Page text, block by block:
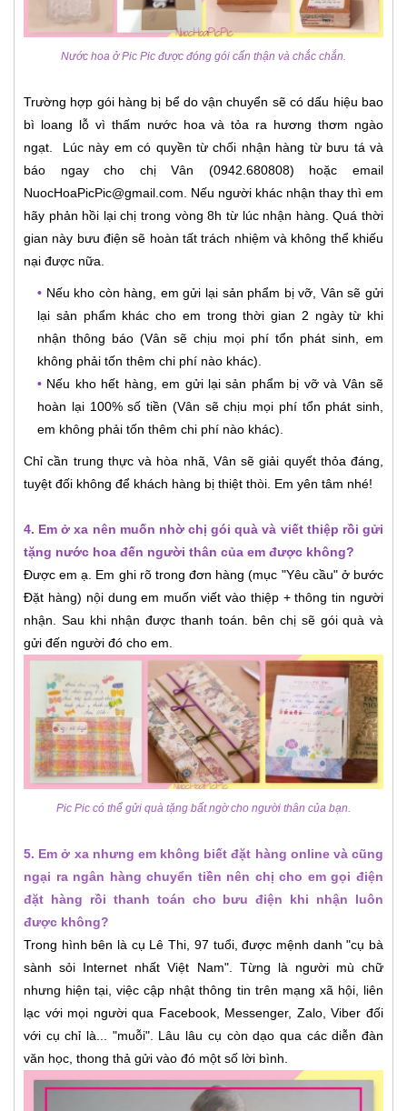
Nước hoa ở Pic Pic được đóng gói cẩn thận và chắc chắn.
Trường hợp gói hàng bị bể do vận chuyển sẽ có dấu hiệu bao
bì loang lỗ vì thấm nước hoa và tỏa ra hương thơm ngào
ngạt. Lúc này em có quyền từ chối nhận hàng từ bưu tá và
báo ngay cho chị Vân (0942.680808) hoặc email
NuocHoaPicPic@gmail.com. Nếu người khác nhận thay thì em
hãy phản hồi lại chị trong vòng 8h từ lúc nhận hàng. Quá thời
gian này bưu điện sẽ hoàn tất trách nhiệm và không thể khiếu
nại được nữa.
• Nếu kho còn hàng, em gửi lại sản phẩm bị vỡ, Vân sẽ gửi
lại sản phẩm khác cho em trong thời gian 2 ngày từ khi
nhận thông báo (Vân sẽ chịu mọi phí tổn phát sinh, em
không phải tốn thêm chi phí nào khác).
• Nếu kho hết hàng, em gửi lại sản phẩm bị vỡ và Vân sẽ
hoàn lại 100% số tiền (Vân sẽ chịu mọi phí tổn phát sinh,
em không phải tốn thêm chi phí nào khác).
Chỉ cần trung thực và hòa nhã, Vân sẽ giải quyết thỏa đáng,
tuyệt đối không để khách hàng bị thiệt thòi. Em yên tâm nhé!
4. Em ở xa nên muốn nhờ chị gói quà và viết thiệp rồi gửi
tặng nước hoa đến người thân của em được không?
Được em ạ. Em ghi rõ trong đơn hàng (mục "Yêu cầu" ở bước
Đặt hàng) nội dung em muốn viết vào thiệp + thông tin người
nhận. Sau khi nhận được thanh toán. bên chị sẽ gói quà và
gửi đến người đó cho em.
Pic Pic có thể gửi quà tặng bất ngờ cho người thân của bạn.
5. Em ở xa nhưng em không biết đặt hàng online và cũng
ngại ra ngân hàng chuyển tiền nên chị cho em gọi điện
đặt hàng rồi thanh toán cho bưu điện khi nhận luôn
được không?
Trong hình bên là cụ Lê Thi, 97 tuổi, được mệnh danh "cụ bà
sành sỏi Internet nhất Việt Nam". Từng là người mù chữ
nhưng hiện tại, việc cập nhật thông tin trên mạng xã hội, liên
lạc với mọi người qua Facebook, Messenger, Zalo, Viber đối
với cụ chỉ là... "muỗi". Lâu lâu cụ còn dạo qua các diễn đàn
văn học, thong thả gửi vào đó một số lời bình.